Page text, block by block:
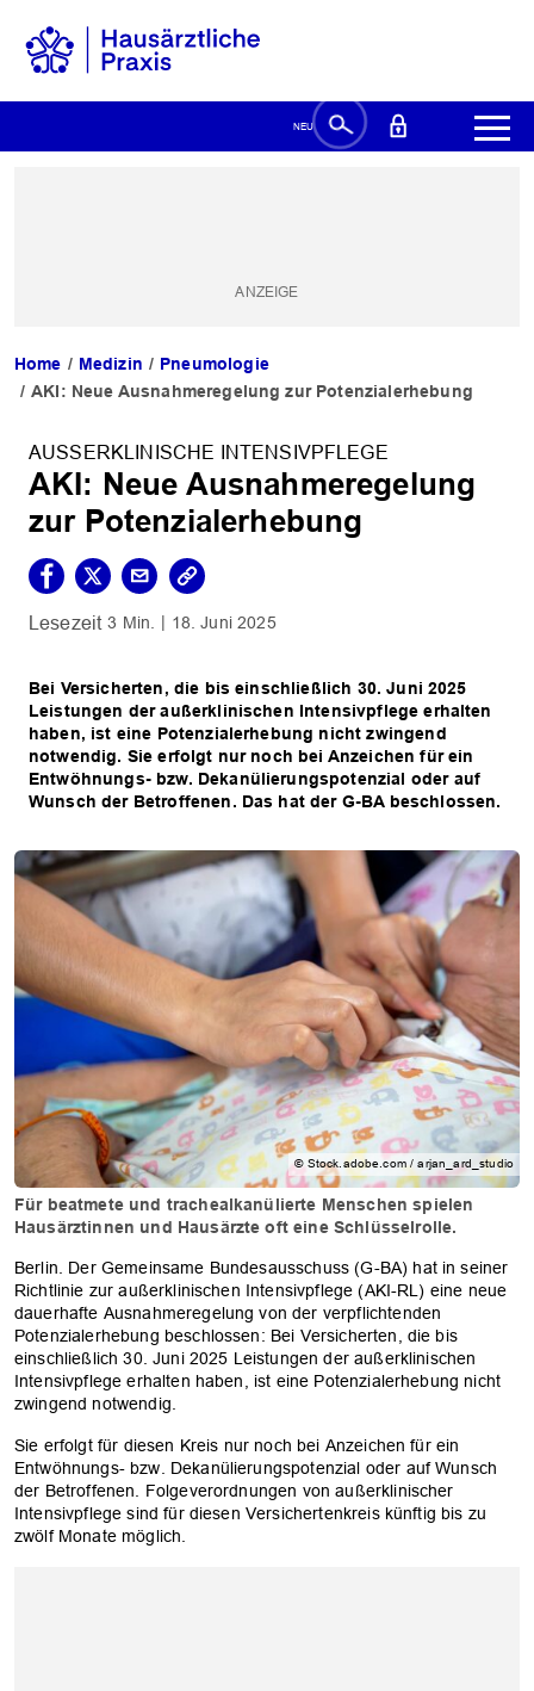
Home Medizin
Pneumologie
AKI: Neue Ausnahmeregelung zur Potenzialerhebung
AUSSERKLINISCHE INTENSIVPFLEGE
AKI: Neue Ausnahmeregelung
zur Potenzialerhebung
3 Min. 18. Juni 2025
Bei Versicherten, die bis einschließlich 30. Juni 2025
Leistungen der außerklinischen Intensivpflege erhalten
haben, ist eine Potenzialerhebung nicht zwingend
notwendig. Sie erfolgt nur noch bei Anzeichen für ein
Entwöhnungs- bzw. Dekanülierungspotenzial oder auf
Wunsch der Betroffenen. Das hat der G-BA beschlossen.
© Stock.adobe.com / arjan_ard_studio
Für beatmete und trachealkanülierte Menschen spielen
Hausärztinnen und Hausärzte oft eine Schlüsselrolle.
Berlin. Der Gemeinsame Bundesausschuss (G-BA) hat in seiner
Richtlinie zur außerklinischen Intensivpflege (AKI-RL) eine neue
dauerhafte Ausnahmeregelung von der verpflichtenden
Potenzialerhebung beschlossen: Bei Versicherten, die bis
einschließlich 30. Juni 2025 Leistungen der außerklinischen
Intensivpflege erhalten haben, ist eine Potenzialerhebung nicht
zwingend notwendig.
Sie erfolgt für diesen Kreis nur noch bei Anzeichen für ein
Entwöhnungs- bzw. Dekanülierungspotenzial oder auf Wunsch
der Betroffenen. Folgeverordnungen von außerklinischer
Intensivpflege sind für diesen Versichertenkreis künftig bis zu
zwölf Monate möglich.